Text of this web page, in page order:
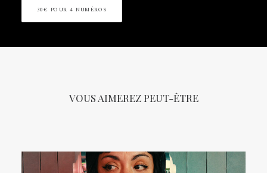
30€ POUR 4 NUMÉROS
VOUS AIMEREZ PEUT-ÊTRE